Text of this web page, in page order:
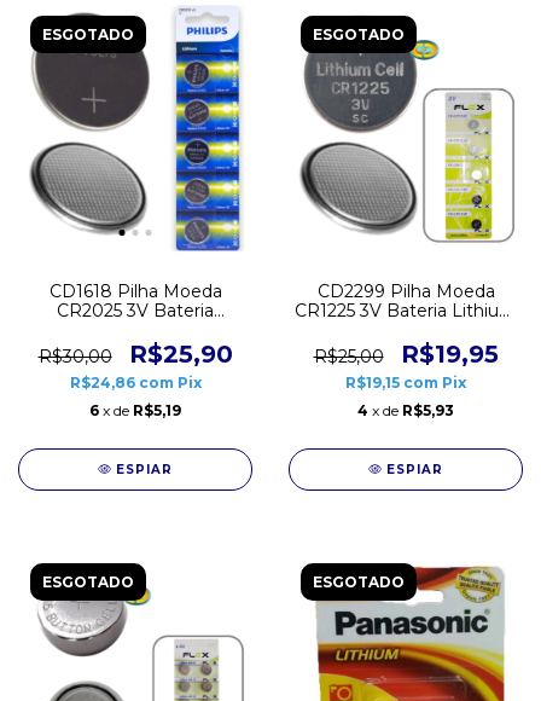
ESGOTADO
CD1618 Pilha Moeda
CR2025 3V Bateria
unidades
R$30,00 R$25,90
R$24,86 com Pix
6 x de R$5,19
ESPIAR
ESGOTADO
CD2299 Pilha Moeda
CR1225 3V Bateria Lithium
R$25,00
R$19,95
R$19,15 com Pix
4 x de R$5,93
ESPIAR
ESGOTADO ESGOTADO